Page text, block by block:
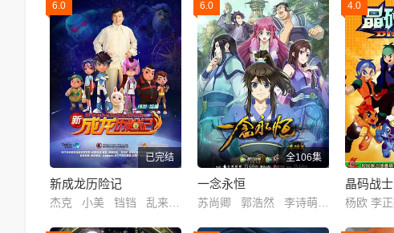
6.0
已完结
新成龙历险记
6.0
全106集
一念永恒
4.0
晶码战士